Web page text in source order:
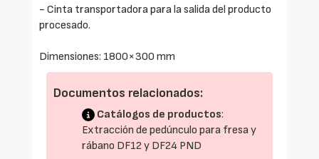
- Cinta transportadora para la salida del producto
procesado.
Dimensiones: 1800×300 mm
Documentos relacionados:
Catálogos de productos:
Extracción de pedúnculo para fresa y
rábano DF12 y DF24 PND